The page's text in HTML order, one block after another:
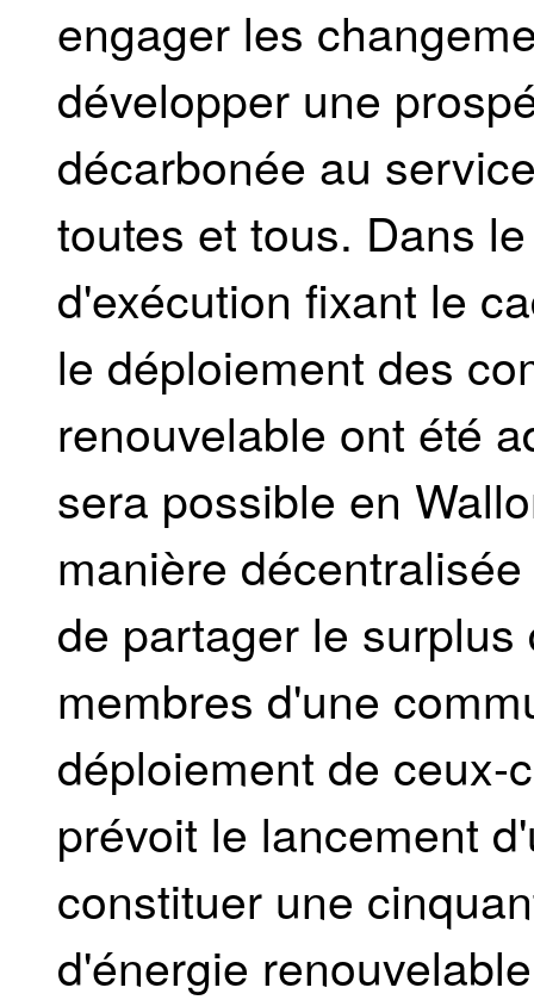
engager les
développer une
décarbonée au
toutes et tous. Dans
d'exécution fixant le
le déploiement des
renouvelable ont été
sera possible en
manière
de partager le
membres d'une
déploiement de ceux-
prévoit le lancement
constituer une
d'énergie